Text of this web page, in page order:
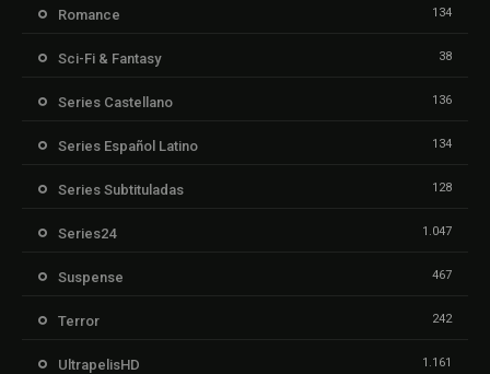
Romance 134
Sci-Fi & Fantasy 38
Series Castellano 136
Series Español Latino 134
Series Subtituladas 128
Series24 1.047
Suspense 467
Terror 242
UltrapelisHD 1.161